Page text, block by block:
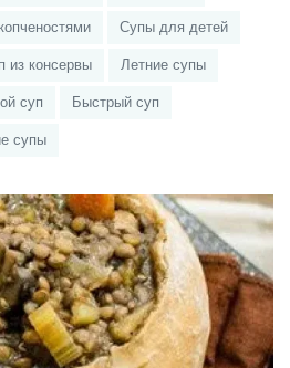
Супы для детей
из консервы Летние супы
суп Быстрый суп
супы